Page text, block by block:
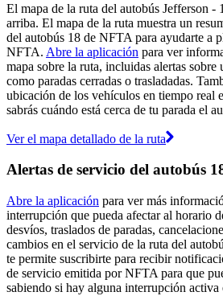
El mapa de la ruta del autobús Jefferson -
arriba. El mapa de la ruta muestra un
del autobús 18 de NFTA para ayudarte a
NFTA. Abre la aplicación para ver
mapa sobre la ruta, incluidas alertas sobre
como paradas cerradas o trasladadas.
ubicación de los vehículos en tiempo real
sabrás cuándo está cerca de tu parada el
Ver el mapa detallado de la ruta
Alertas de servicio del autobús
Abre la aplicación para ver más
interrupción que pueda afectar al horario
desvíos, traslados de paradas,
cambios en el servicio de la ruta del
te permite suscribirte para recibir
de servicio emitida por NFTA para que
sabiendo si hay alguna interrupción activa